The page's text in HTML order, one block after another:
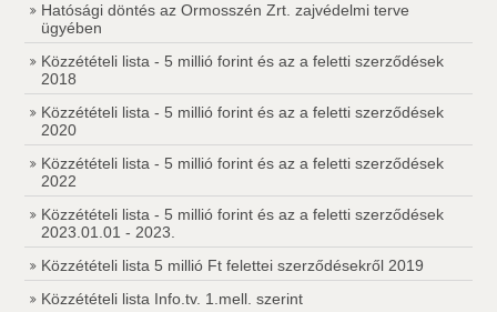
Hatósági döntés az Ormosszén Zrt. zajvédelmi terve
ügyében
Közzétételi lista - 5 millió forint és az a feletti szerződések
2018
Közzétételi lista - 5 millió forint és az a feletti szerződések
2020
Közzétételi lista - 5 millió forint és az a feletti szerződések
2022
Közzétételi lista - 5 millió forint és az a feletti szerződések
2023.01.01 - 2023.
Közzétételi lista 5 millió Ft felettei szerződésekről 2019
Közzétételi lista Info.tv. 1.mell. szerint